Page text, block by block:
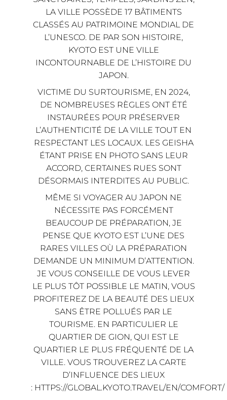
LA VILLE POSSÈDE 17 BÂTIMENTS
CLASSÉS AU PATRIMOINE MONDIAL DE
L’UNESCO. DE PAR SON HISTOIRE,
KYOTO EST UNE VILLE
INCONTOURNABLE DE L’HISTOIRE DU
JAPON.
VICTIME DU SURTOURISME, EN 2024,
DE NOMBREUSES RÈGLES ONT ÉTÉ
INSTAURÉES POUR PRÉSERVER
L’AUTHENTICITÉ DE LA VILLE TOUT EN
RESPECTANT LES LOCAUX. LES GEISHA
ÉTANT PRISE EN PHOTO SANS LEUR
ACCORD, CERTAINES RUES SONT
DÉSORMAIS INTERDITES AU PUBLIC.
MÊME SI VOYAGER AU JAPON NE
NÉCESSITE PAS FORCÉMENT
BEAUCOUP DE PRÉPARATION, JE
PENSE QUE KYOTO EST L’UNE DES
RARES VILLES OÙ LA PRÉPARATION
DEMANDE UN MINIMUM D’ATTENTION.
JE VOUS CONSEILLE DE VOUS LEVER
LE PLUS TÔT POSSIBLE LE MATIN, VOUS
PROFITEREZ DE LA BEAUTÉ DES LIEUX
SANS ÊTRE POLLUÉS PAR LE
TOURISME. EN PARTICULIER LE
QUARTIER DE GION, QUI EST LE
QUARTIER LE PLUS FRÉQUENTÉ DE LA
VILLE. VOUS TROUVEREZ LA CARTE
D’INFLUENCE DES LIEUX
: HTTPS://GLOBAL.KYOTO.TRAVEL/EN/COMFORT/